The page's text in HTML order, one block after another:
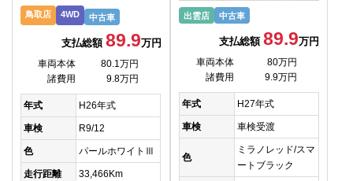
鳥取店 4WD 中古車
支払総額 89.9万円
車両本体
80.1万円
諸費用
9.8万円
年式 H26年式
車検 R9/12
色 パールホワイトⅢ
走行距離 33,466Km
出雲店 中古車
支払総額89.9万円
車両本体
80万円
諸費用
9.9万円
年式 H27年式
車検 車検受渡
色
ミラノレッド/スマ
ートブラック